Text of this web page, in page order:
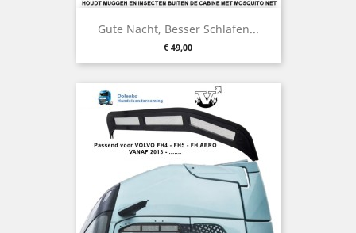
Gute Nacht, Besser Schlafen...
Preis
€ 49,00